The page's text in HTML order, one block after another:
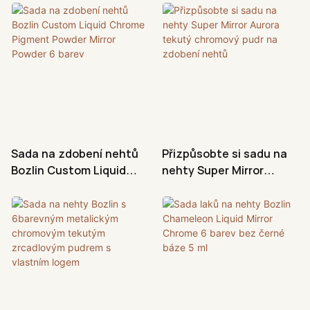
Sada na zdobení nehtů
Bozlin Custom Liquid
Mirror Powder 6 barev
Přizpůsobte si sadu na
nehty Super Mirror
pudr na zdobení nehtů